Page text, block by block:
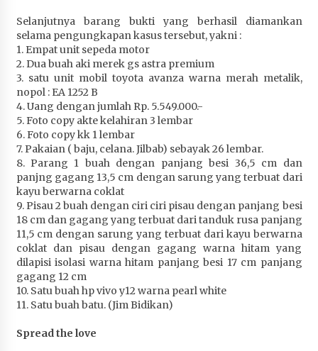
Selanjutnya barang bukti yang berhasil diamankan
selama pengungkapan kasus tersebut, yakni :
1. Empat unit sepeda motor
2. Dua buah aki merek gs astra premium
3. satu unit mobil toyota avanza warna merah metalik,
nopol : EA 1252 B
4. Uang dengan jumlah Rp. 5.549.000.-
5. Foto copy akte kelahiran 3 lembar
6. Foto copy kk 1 lembar
7. Pakaian ( baju, celana. Jilbab) sebayak 26 lembar.
8. Parang 1 buah dengan panjang besi 36,5 cm dan
panjng gagang 13,5 cm dengan sarung yang terbuat dari
kayu berwarna coklat
9. Pisau 2 buah dengan ciri ciri pisau dengan panjang besi
18 cm dan gagang yang terbuat dari tanduk rusa panjang
11,5 cm dengan sarung yang terbuat dari kayu berwarna
coklat dan pisau dengan gagang warna hitam yang
dilapisi isolasi warna hitam panjang besi 17 cm panjang
gagang 12 cm
10. Satu buah hp vivo y12 warna pearl white
11. Satu buah batu. (Jim Bidikan)
Spread the love